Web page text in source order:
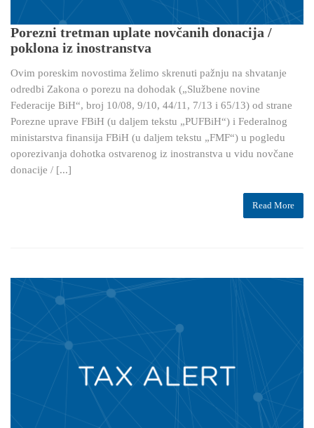
Porezni tretman uplate novčanih donacija /
poklona iz inostranstva
Ovim poreskim novostima želimo skrenuti pažnju na shvatanje
odredbi Zakona o porezu na dohodak („Službene novine
Federacije BiH“, broj 10/08, 9/10, 44/11, 7/13 i 65/13) od strane
Porezne uprave FBiH (u daljem tekstu „PUFBiH“) i Federalnog
ministarstva finansija FBiH (u daljem tekstu „FMF“) u pogledu
oporezivanja dohotka ostvarenog iz inostranstva u vidu novčane
donacije / [...]
Read More